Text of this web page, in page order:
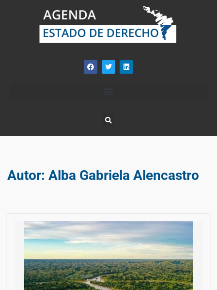
Autor: Alba Gabriela Alencastro